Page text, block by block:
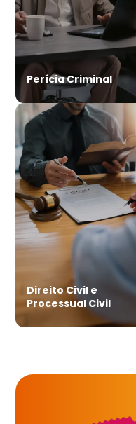
Perícia Criminal
Direito Civil e
Processual Civil